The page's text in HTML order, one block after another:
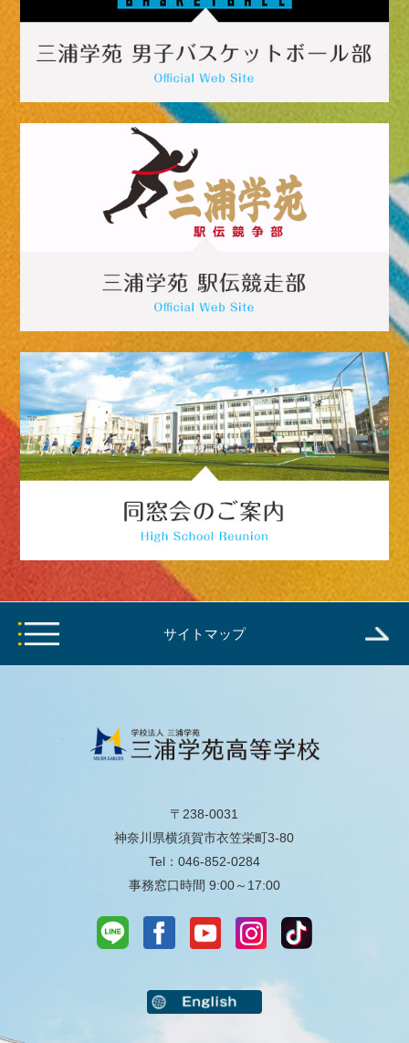
サイトマップ
〒238-0031
神奈川県横須賀市衣笠栄町3-80
Tel：046-852-0284
事務窓口時間 9:00～17:00